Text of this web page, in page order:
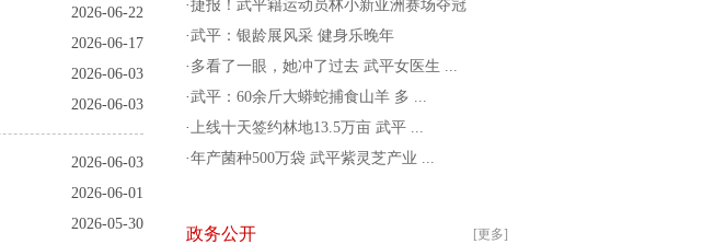
2026-06-22
2026-06-17
2026-06-03
2026-06-03
2026-06-03
2026-06-01
2026-05-30
·捷报！武平籍运动员林小新亚洲赛场夺冠
·武平：银龄展风采 健身乐晚年
· 多看了一眼，她冲了过去 武平女医生 ...
·武平：60余斤大蟒蛇捕食山羊 多 ...
·上线十天签约林地13.5万亩 武平 ...
·年产菌种500万袋 武平紫灵芝产业 ...
[更多]
政务公开